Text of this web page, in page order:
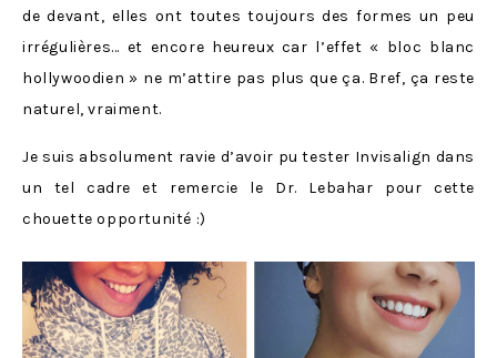
de devant, elles ont toutes toujours des formes un peu
irrégulières… et encore heureux car l’effet « bloc blanc
hollywoodien » ne m’attire pas plus que ça. Bref, ça reste
naturel, vraiment.
Je suis absolument ravie d’avoir pu tester Invisalign dans
un tel cadre et remercie le Dr. Lebahar pour cette
chouette opportunité :)